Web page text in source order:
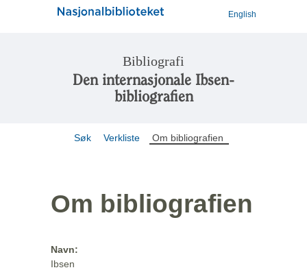
English
Bibliografi
Den internasjonale Ibsen-
bibliografien
Søk Verkliste Om bibliografien
Om bibliografien
Navn:
Ibsen